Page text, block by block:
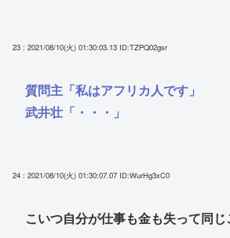
23 : 2021/08/10(火) 01:30:03.13 ID:TZPQ02gsr
質問主「私はアフリカ人です」
武井壮「・・・」
24 : 2021/08/10(火) 01:30:07.07 ID:WurHg3xC0
こいつ自分が仕事も金も失って同